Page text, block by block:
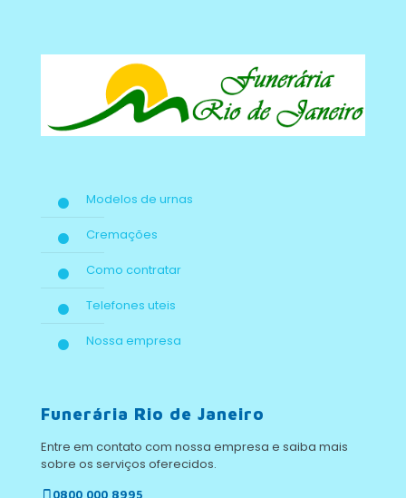
Modelos de urnas
Cremações
Como contratar
Telefones uteis
Nossa empresa
Funerária Rio de Janeiro
Entre em contato com nossa empresa e saiba mais
sobre os serviços oferecidos.
0800 000 8995